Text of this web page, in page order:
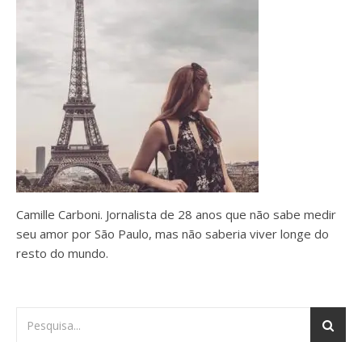
Camille Carboni. Jornalista de 28 anos que não sabe medir
seu amor por São Paulo, mas não saberia viver longe do
resto do mundo.